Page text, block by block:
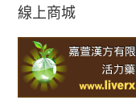
線上商城